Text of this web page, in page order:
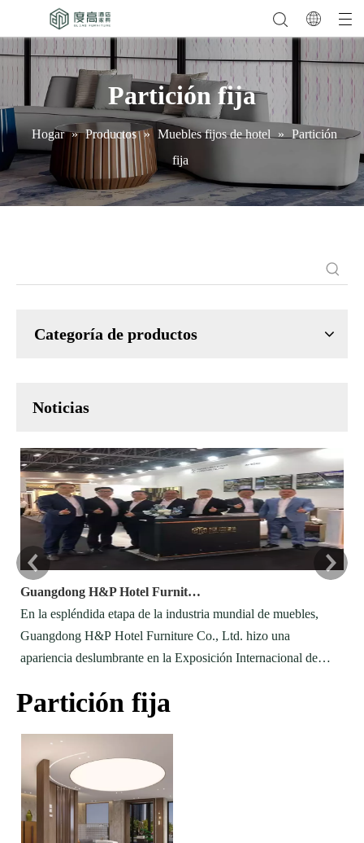
Partición fija
Hogar » Productos » Muebles fijos de hotel » Partición
fija
Categoría de productos
Noticias
Guangdong H&P Hotel Furniture brilla en la exposición de muebles internacionales de Dubai
En la espléndida etapa de la industria mundial de muebles,
Guangdong H&P Hotel Furniture Co., Ltd. hizo una
apariencia deslumbrante en la Exposición Internacional de
Emiratos Árabes Unidos del 27 de mayo al 29 de mayo, 2025.
en muebles de hotel, H&P Hotel Furniture en esta exhibición
de importancia significativa.
Partición fija